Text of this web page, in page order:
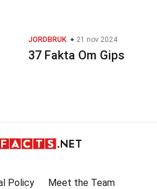
JORDBRUK 21 nov 2024
37 Fakta Om Gips
Policy
Meet the Team